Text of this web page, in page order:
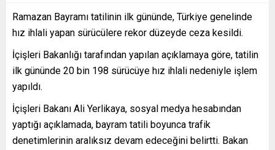
Ramazan Bayramı tatilinin ilk gününde, Türkiye genelinde
hız ihlali yapan sürücülere rekor düzeyde ceza kesildi.
İçişleri Bakanlığı tarafından yapılan açıklamaya göre, tatilin
ilk gününde 20 bin 198 sürücüye hız ihlali nedeniyle işlem
yapıldı.
İçişleri Bakanı Ali Yerlikaya, sosyal medya hesabından
yaptığı açıklamada, bayram tatili boyunca trafik
denetimlerinin aralıksız devam edeceğini belirtti. Bakan